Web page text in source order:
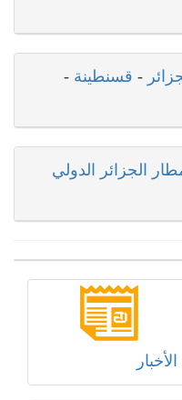
- قسنطينة -
الجزائر الدولي
الأخبار